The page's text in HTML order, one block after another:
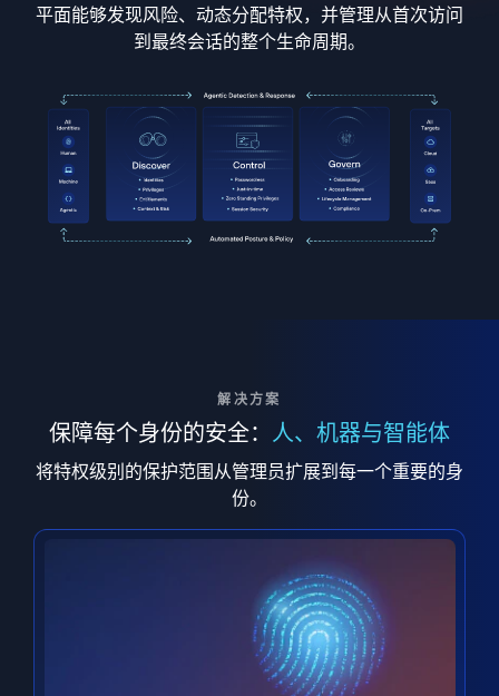
平面能够发现风险、动态分配特权，并管理从首次访问
到最终会话的整个生命周期。
解决方案
保障每个身份的安全： 人、机器与智能体
将特权级别的保护范围从管理员扩展到每一个重要的身
份。